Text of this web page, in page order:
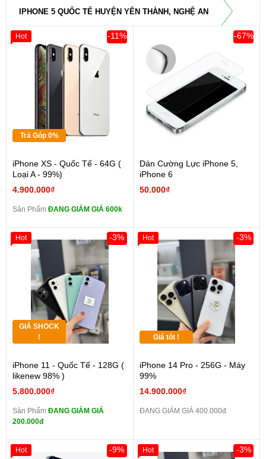
IPHONE 5 QUỐC TẾ HUYỆN YÊN THÀNH, NGHỆ AN
Trả Góp 0%
iPhone XS - Quốc Tế - 64G (
Loại A - 99%)
4.900.000₫
-11%
Sản Phẩm ĐANG GIẢM GIÁ 600k
Hot
Dán Cường Lực iPhone 5,
iPhone 6
50.000₫
-67%
GIÁ SHOCK
!
iPhone 11 - Quốc Tế - 128G (
likenew 98% )
5.800.000₫
-3%
Sản Phẩm ĐANG GIẢM GIÁ
200.000đ
Hot
Giá tốt !
iPhone 14 Pro - 256G - Máy
99%
14.900.000₫
-3%
ĐANG GIẢM GIÁ 400.000đ
Hot
-9%
Hot -3%
Hot